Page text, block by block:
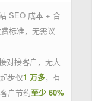
SEO 成本 + 合
标准，无需议
对接客户，无大
步仅1 万多，有
户节约至少 60%